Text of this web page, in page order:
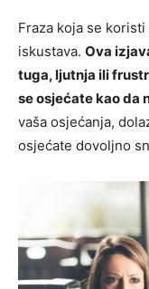
Fraza koja se
iskustava. Ova
tuga, ljutnja ili
se osjećate kao da
vaša osjećanja,
osjećate dovoljno